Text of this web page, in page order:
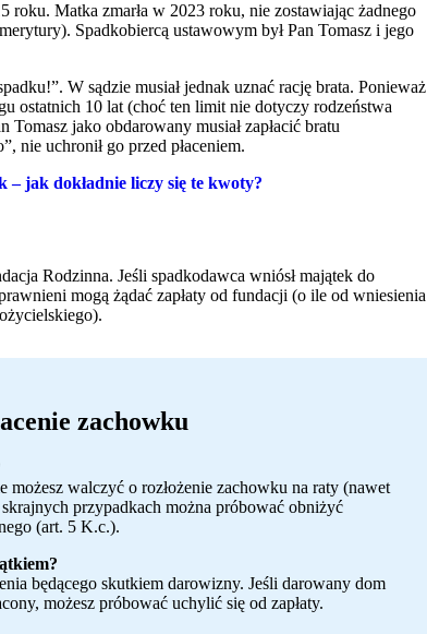
roku. Matka zmarła w 2023 roku, nie zostawiając żadnego
Spadkobiercą ustawowym był Pan Tomasz i jego
W sądzie musiał jednak uznać rację brata. Ponieważ
ostatnich 10 lat (choć ten limit nie dotyczy rodzeństwa
jako obdarowany musiał zapłacić bratu
nie uchronił go przed płaceniem.
– jak dokładnie liczy się te kwoty?
Rodzinna. Jeśli spadkodawca wniósł majątek do
mogą żądać zapłaty od fundacji (o ile od wniesienia
zachowku
walczyć o rozłożenie zachowku na raty (nawet
przypadkach można próbować obniżyć
(art. 5 K.c.).
będącego skutkiem darowizny. Jeśli darowany dom
możesz próbować uchylić się od zapłaty.